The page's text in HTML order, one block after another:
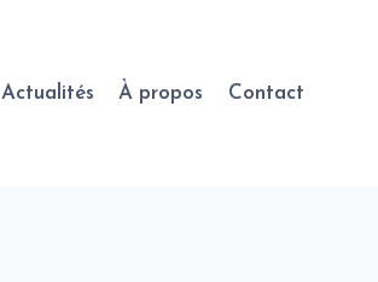
Actualités À propos Contact